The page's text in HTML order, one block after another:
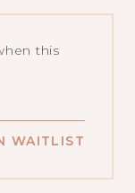
this
WAITLIST